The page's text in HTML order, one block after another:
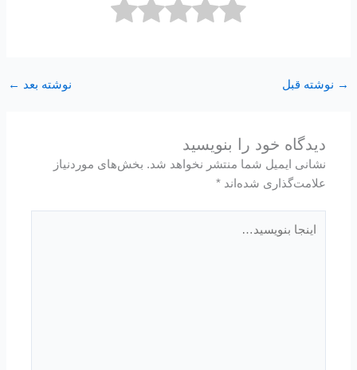
→ نوشته قبل نوشته بعد ←
دیدگاه‌ خود را بنویسید
نشانی ایمیل شما منتشر نخواهد شد. بخش‌های موردنیاز
علامت‌گذاری شده‌اند*
بنویسید…